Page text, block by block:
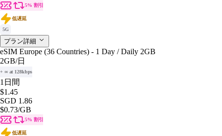
5% 割引
低遅延
5G
プラン詳細
eSIM Europe (36 Countries) - 1 Day / Daily 2GB
2GB/日
+ ∞ at 128kbps
1日間
$1.45
SGD 1.86
$0.73/GB
5% 割引
低遅延